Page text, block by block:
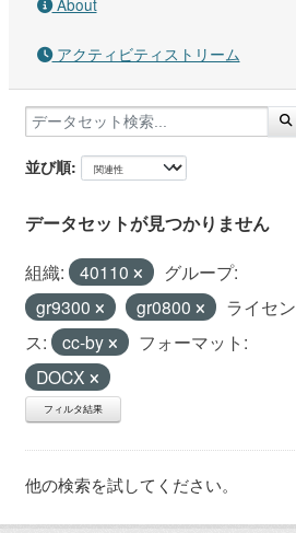
アクティビティストリーム
並び順
データセットが見つかりません
組織: 40110
グループ:
gr9300
gr0800
ライセン
ス:
cc-by
フォーマット:
DOCX
フィルタ結果
他の検索を試してください。